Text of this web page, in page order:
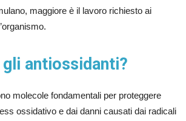
maggiore è il lavoro richiesto ai
antiossidanti?
molecole fondamentali per proteggere
ossidativo e dai danni causati dai radicali